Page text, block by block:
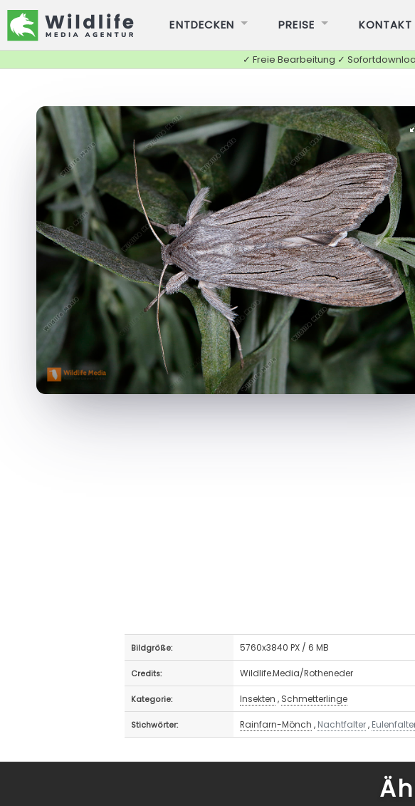
ENTDECKEN PREISE KONTAKT
✓ Freie Bearbeitung ✓
Bildgröße: 5760x3840 PX / 6 MB
Credits: Wildlife.Media/Rotheneder
Kategorie: Insekten , Schmetterlinge
Stichwörter: Rainfarn-Mönch , Nachtfalter,